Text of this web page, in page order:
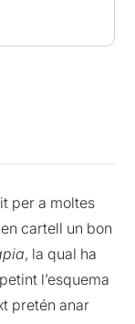
per a moltes
cartell un bon
, la qual ha
l’esquema
pretén anar